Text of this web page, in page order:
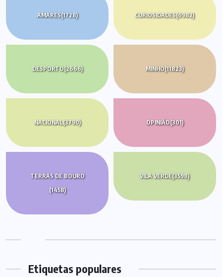
AMARES(1728) CURIOSIDADES(6982)
DESPORTO(2666) MINHO(11823)
NACIONAL(3790) OPINIÃO(301)
TERRAS DE BOURO
(1458)
VILA VERDE(3598)
Etiquetas populares